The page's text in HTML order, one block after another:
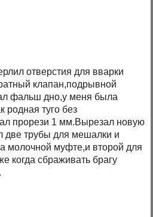
отверстия для вварки
клапан,подрывной
фальш дно,у меня была
родная туго без
прорези 1 мм.Вырезал новую
две трубы для мешалки и
молочной муфте,и второй для
когда сбраживать брагу